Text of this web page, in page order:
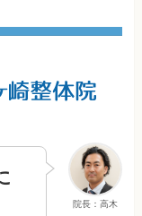
院長：高木